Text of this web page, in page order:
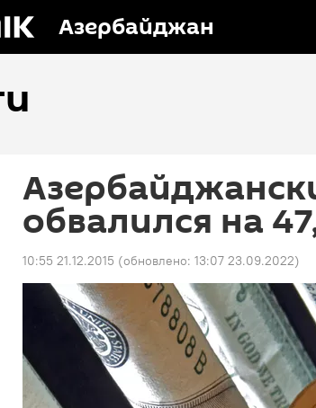
Азербайджан
обвалился на
10:55 21.12.2015 (обновлено: 13:07 23.09.2022)